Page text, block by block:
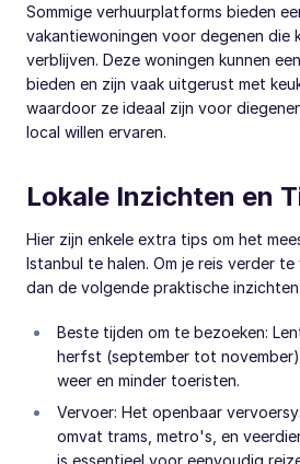
Sommige verhuurplatforms bieden
vakantiewoningen voor degenen die
verblijven. Deze woningen kunnen
bieden en zijn vaak uitgerust met
waardoor ze ideaal zijn voor
local willen ervaren.
Lokale Inzichten en
Hier zijn enkele extra tips om het
Istanbul te halen. Om je reis verder
dan de volgende praktische inzichten:
Beste tijden om te bezoeken:
herfst (september tot november)
weer en minder toeristen.
Vervoer: Het openbaar
omvat trams, metro's, en
is essentieel voor eenvoudig